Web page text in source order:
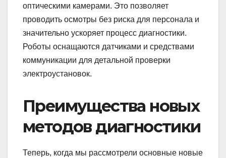
оптическими камерами. Это позволяет
проводить осмотры без риска для персонала и
значительно ускоряет процесс диагностики.
Роботы оснащаются датчиками и средствами
коммуникации для детальной проверки
электроустановок.
Преимущества новых
методов диагностики
Теперь, когда мы рассмотрели основные новые